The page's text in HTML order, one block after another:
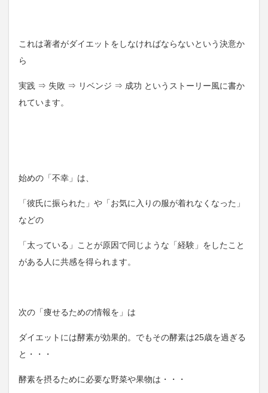
これは著者がダイエットをしなければならないという決意か
ら
実践 ⇒ 失敗 ⇒ リベンジ ⇒ 成功 というストーリー風に書か
れています。
始めの「不幸」は、
「彼氏に振られた」や「お気に入りの服が着れなくなった」
などの
「太っている」ことが原因で同じような「経験」をしたこと
がある人に共感を得られます。
次の「痩せるための情報を」は
ダイエットには酵素が効果的。でもその酵素は25歳を過ぎる
と・・・
酵素を摂るために必要な野菜や果物は・・・